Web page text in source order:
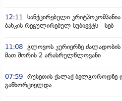
12:11
სანქცირებული
ბანკის რეგულირებულ სუბიექტს - სებ
11:08 გლოვოს კურიერზე ძალადობის
მათ შორის 2 არასრულწლოვანი
07:59 რუსეთის ქალაქ ბელგოროდზე
განხორციელდა